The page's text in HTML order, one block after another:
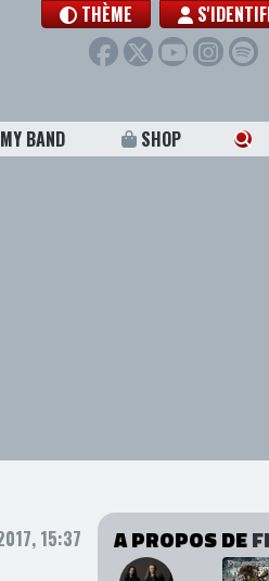
THÈME
MY BAND SHOP